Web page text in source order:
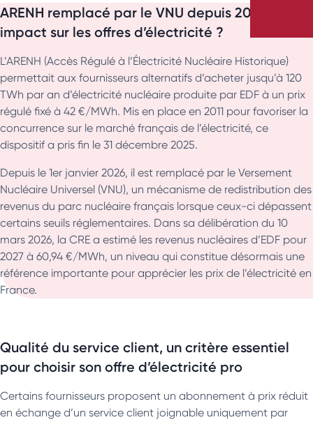
ARENH remplacé par le VNU depuis 2026 : quel
impact sur les offres d’électricité ?
L’ARENH (Accès Régulé à l’Électricité Nucléaire Historique)
permettait aux fournisseurs alternatifs d’acheter jusqu’à 120
TWh par an d’électricité nucléaire produite par EDF à un prix
régulé fixé à 42 €/MWh. Mis en place en 2011 pour favoriser la
concurrence sur le marché français de l’électricité, ce
dispositif a pris fin le 31 décembre 2025.
Depuis le 1er janvier 2026, il est remplacé par le Versement
Nucléaire Universel (VNU), un mécanisme de redistribution des
revenus du parc nucléaire français lorsque ceux-ci dépassent
certains seuils réglementaires. Dans sa délibération du 10
mars 2026, la CRE a estimé les revenus nucléaires d’EDF pour
2027 à 60,94 €/MWh, un niveau qui constitue désormais une
référence importante pour apprécier les prix de l’électricité en
France.
Qualité du service client, un critère essentiel
pour choisir son offre d’électricité pro
Certains fournisseurs proposent un abonnement à prix réduit
en échange d’un service client joignable uniquement par